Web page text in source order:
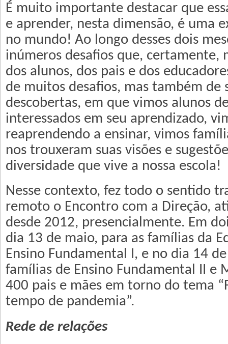
É muito importante destacar que
e aprender, nesta dimensão, é uma
no mundo! Ao longo desses dois
inúmeros desafios que, certamente,
dos alunos, dos pais e dos
de muitos desafios, mas também de
descobertas, em que vimos alunos
interessados em seu aprendizado,
reaprendendo a ensinar, vimos
nos trouxeram suas visões e
diversidade que vive a nossa escola!
Nesse contexto, fez todo o sentido
remoto o Encontro com a Direção,
desde 2012, presencialmente. Em
dia 13 de maio, para as famílias da
Ensino Fundamental I, e no dia 14
famílias de Ensino Fundamental II e
400 pais e mães em torno do tema
tempo de pandemia”.
Rede de relações